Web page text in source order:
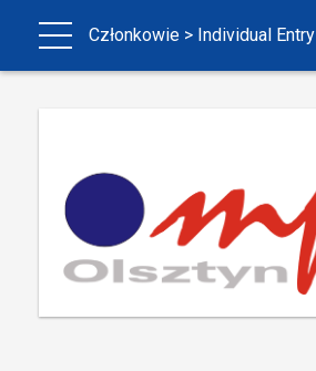
Członkowie > Individual Entry